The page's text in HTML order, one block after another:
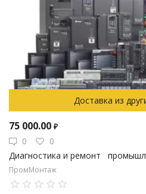
Доставка из
75 000.00 ₽
0
0
Диагностика и ремонт
ПромМонтаж